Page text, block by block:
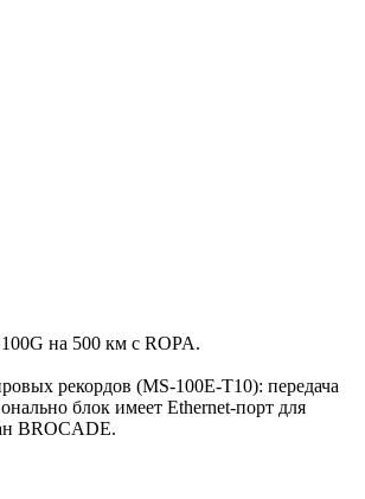
на 500 км c ROPA.
рекордов (MS-100E-T10): передача
блок имеет Ethernet-порт для
BROCADE.